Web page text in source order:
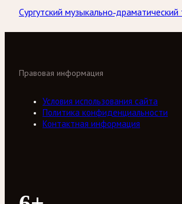
Сургутский музыкально-
Правовая информация
Условия использования сайта
Политика конфиденциальности
Контактная информация